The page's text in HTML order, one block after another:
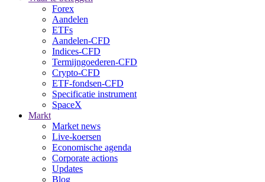
Forex
Aandelen
ETFs
Aandelen-CFD
Indices-CFD
Termijngoederen-CFD
Crypto-CFD
ETF-fondsen-CFD
Specificatie instrument
SpaceX
Markt
Market news
Live-koersen
Economische agenda
Corporate actions
Updates
Blog